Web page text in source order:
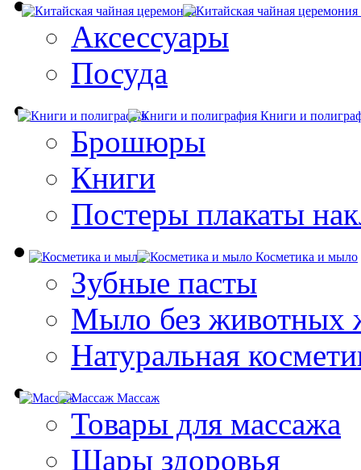
Аксессуары
Посуда
Книги и
Брошюры
Книги
Постеры плакаты
Косметика и мыло
Зубные пасты
Мыло без животных
Натуральная
Массаж
Товары для массажа
Шары здоровья